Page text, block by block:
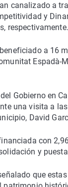
canalizado a
y
respectivamente.
a 16
Gobierno en
una visita a
David
con
y
que